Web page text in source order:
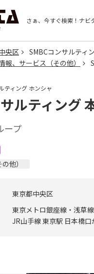
さぁ、今すぐ検索！ ナビ
央区
SMBCコンサルティ
報、サービス（その他）
ティング ホンシャ
ルティング
ープ
他）
東京都中央区
東京メトロ銀座線・浅草
JR山手線 東京駅 日本橋